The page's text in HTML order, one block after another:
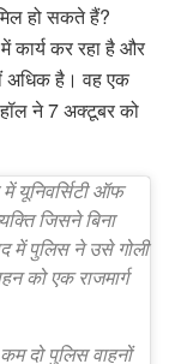
हो सकते हैं?
कार्य कर रहा है और
अधिक है। वह एक
ने 7 अक्टूबर को
यूनिवर्सिटी ऑफ
जिसने बिना
में पुलिस ने उसे गोली
को एक राजमार्ग
दो पुलिस वाहनों